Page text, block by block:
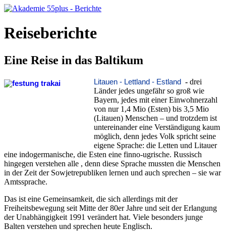
Reiseberichte
Eine Reise in das Baltikum
Litauen - Lettland - Estland - drei
Länder jedes ungefähr so groß wie
Bayern, jedes mit einer Einwohnerzahl
von nur 1,4 Mio (Esten) bis 3,5 Mio
(Litauen) Menschen – und trotzdem ist
untereinander eine Verständigung kaum
möglich, denn jedes Volk spricht seine
eigene Sprache: die Letten und Litauer
eine indogermanische, die Esten eine finno-ugrische. Russisch
hingegen verstehen alle , denn diese Sprache mussten die Menschen
in der Zeit der Sowjetrepubliken lernen und auch sprechen – sie war
Amtssprache.
Das ist eine Gemeinsamkeit, die sich allerdings mit der
Freiheitsbewegung seit Mitte der 80er Jahre und seit der Erlangung
der Unabhängigkeit 1991 verändert hat. Viele besonders junge
Balten verstehen und sprechen heute Englisch.